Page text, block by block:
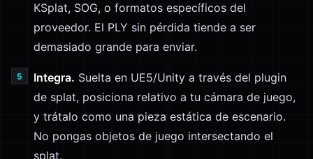
KSplat, SOG, o formatos específicos del
proveedor. El PLY sin pérdida tiende a ser
demasiado grande para enviar.
Integra. Suelta en UE5/Unity a través del plugin
de splat, posiciona relativo a tu cámara de juego,
y trátalo como una pieza estática de escenario.
No pongas objetos de juego intersectando el
splat.